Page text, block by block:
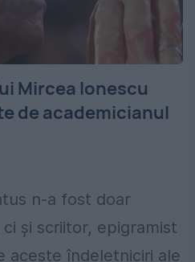
Mircea Ionescu
de academicianul
n-a fost doar
și scriitor, epigramist
aceste îndeletniciri ale